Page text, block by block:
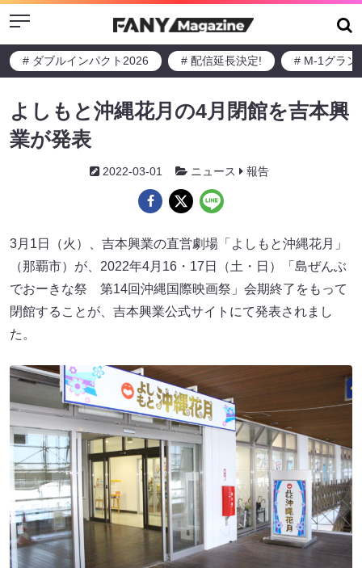
Menu
# ダブルインパクト2026 # 配信延長決定! # M-1グラン
よしもと沖縄花月の4月閉館を吉本興
業が発表
2022-03-01 ニュース 報告
3月1日（火）、吉本興業の直営劇場「よしもと沖縄花月」
（那覇市）が、2022年4月16・17日（土・日）「島ぜんぶ
でおーきな祭 第14回沖縄国際映画祭」会期終了をもって
閉館することが、吉本興業公式サイトにて発表されまし
た。